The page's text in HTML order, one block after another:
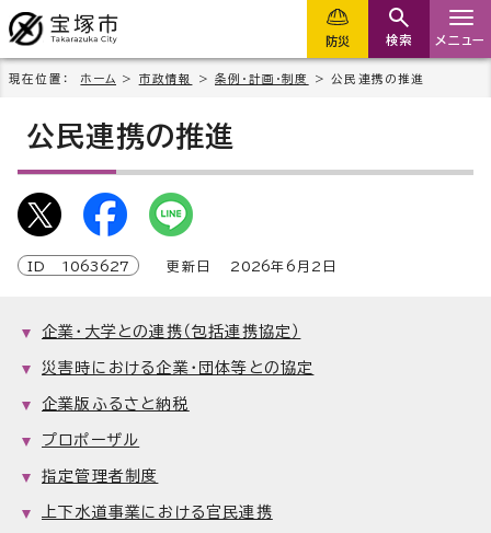
防災 検索 メニュー
現在位置： ホーム > 市政情報 >条例・計画・制度 > 公民連携の推進
公民連携の推進
ID 1063627 更新日 2026年6月2日
企業・大学との連携（包括連携協定）
災害時における企業・団体等との協定
企業版ふるさと納税
プロポーザル
指定管理者制度
上下水道事業における官民連携